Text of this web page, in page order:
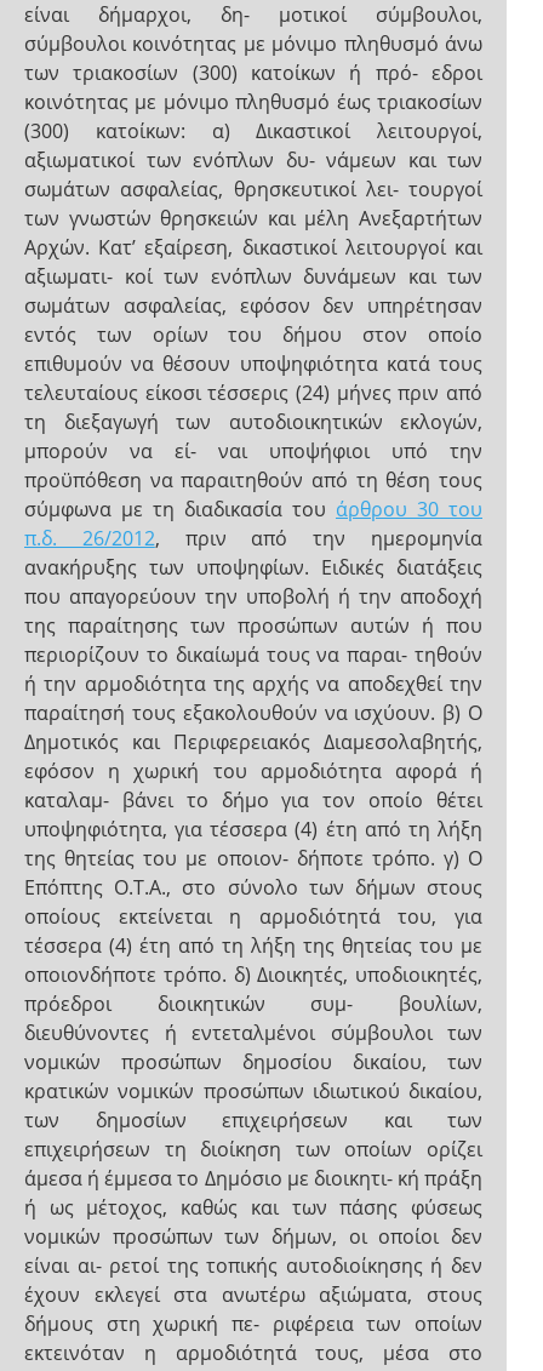
είναι δήμαρχοι, δη- μοτικοί σύμβουλοι,
σύμβουλοι κοινότητας με μόνιμο πληθυσμό άνω
των τριακοσίων (300) κατοίκων ή πρό- εδροι
κοινότητας με μόνιμο πληθυσμό έως τριακοσίων
(300) κατοίκων: α) Δικαστικοί λειτουργοί,
αξιωματικοί των ενόπλων δυ- νάμεων και των
σωμάτων ασφαλείας, θρησκευτικοί λει- τουργοί
των γνωστών θρησκειών και μέλη Ανεξαρτήτων
Αρχών. Κατ’ εξαίρεση, δικαστικοί λειτουργοί και
αξιωματι- κοί των ενόπλων δυνάμεων και των
σωμάτων ασφαλείας, εφόσον δεν υπηρέτησαν
εντός των ορίων του δήμου στον οποίο
επιθυμούν να θέσουν υποψηφιότητα κατά τους
τελευταίους είκοσι τέσσερις (24) μήνες πριν από
τη διεξαγωγή των αυτοδιοικητικών εκλογών,
μπορούν να εί- ναι υποψήφιοι υπό την
προϋπόθεση να παραιτηθούν από τη θέση τους
σύμφωνα με τη διαδικασία του άρθρου 30 του
π.δ. 26/2012, πριν από την ημερομηνία
ανακήρυξης των υποψηφίων. Ειδικές διατάξεις
που απαγορεύουν την υποβολή ή την αποδοχή
της παραίτησης των προσώπων αυτών ή που
περιορίζουν το δικαίωμά τους να παραι- τηθούν
ή την αρμοδιότητα της αρχής να αποδεχθεί την
παραίτησή τους εξακολουθούν να ισχύουν. β) Ο
Δημοτικός και Περιφερειακός Διαμεσολαβητής,
εφόσον η χωρική του αρμοδιότητα αφορά ή
καταλαμ- βάνει το δήμο για τον οποίο θέτει
υποψηφιότητα, για τέσσερα (4) έτη από τη λήξη
της θητείας του με οποιον- δήποτε τρόπο. γ) Ο
Επόπτης Ο.Τ.Α., στο σύνολο των δήμων στους
οποίους εκτείνεται η αρμοδιότητά του, για
τέσσερα (4) έτη από τη λήξη της θητείας του με
οποιονδήποτε τρόπο. δ) Διοικητές, υποδιοικητές,
πρόεδροι διοικητικών συμ- βουλίων,
διευθύνοντες ή εντεταλμένοι σύμβουλοι των
νομικών προσώπων δημοσίου δικαίου, των
κρατικών νομικών προσώπων ιδιωτικού δικαίου,
των δημοσίων επιχειρήσεων και των
επιχειρήσεων τη διοίκηση των οποίων ορίζει
άμεσα ή έμμεσα το Δημόσιο με διοικητι- κή πράξη
ή ως μέτοχος, καθώς και των πάσης φύσεως
νομικών προσώπων των δήμων, οι οποίοι δεν
είναι αι- ρετοί της τοπικής αυτοδιοίκησης ή δεν
έχουν εκλεγεί στα ανωτέρω αξιώματα, στους
δήμους στη χωρική πε- ριφέρεια των οποίων
εκτεινόταν η αρμοδιότητά τους, μέσα στο